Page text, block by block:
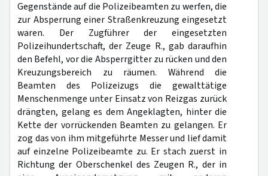
Gegenstände auf die Polizeibeamten zu werfen, die
zur Absperrung einer Straßenkreuzung eingesetzt
waren. Der Zugführer der eingesetzten
Polizeihundertschaft, der Zeuge R., gab daraufhin
den Befehl, vor die Absperrgitter zu rücken und den
Kreuzungsbereich zu räumen. Während die
Beamten des Polizeizugs die gewalttätige
Menschenmenge unter Einsatz von Reizgas zurück
drängten, gelang es dem Angeklagten, hinter die
Kette der vorrückenden Beamten zu gelangen. Er
zog das von ihm mitgeführte Messer und lief damit
auf einzelne Polizeibeamte zu. Er stach zuerst in
Richtung der Oberschenkel des Zeugen R., der in